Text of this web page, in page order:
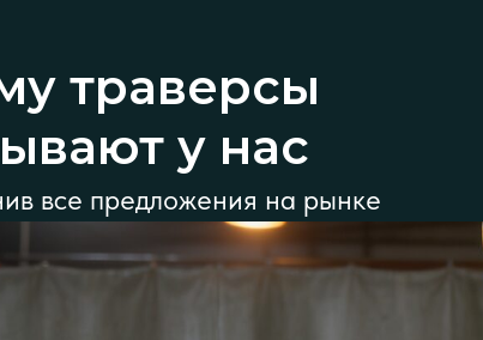
траверсы
у нас
все предложения на рынке